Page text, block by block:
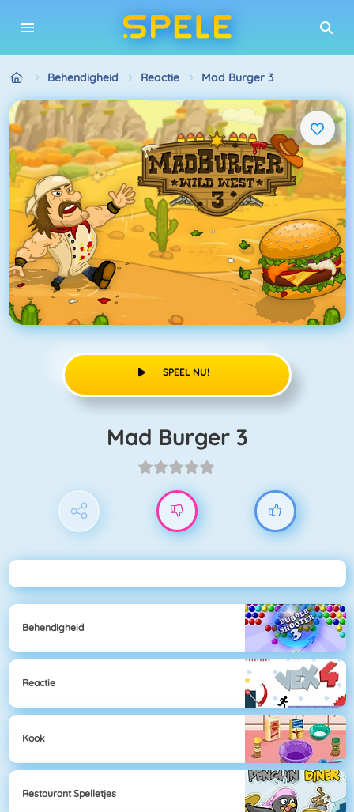
Behendigheid Reactie Mad Burger 3
SPEEL NU!
Mad Burger 3
Behendigheid
Reactie
Kook
Restaurant Spelletjes